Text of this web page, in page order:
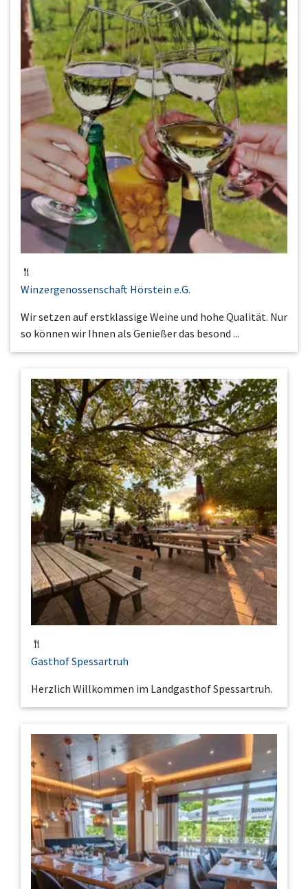
Winzergenossenschaft Hörstein e.G.
Wir setzen auf erstklassige Weine und hohe Qualität. Nur
so können wir Ihnen als Genießer das besond ...
Gasthof Spessartruh
Herzlich Willkommen im Landgasthof Spessartruh.